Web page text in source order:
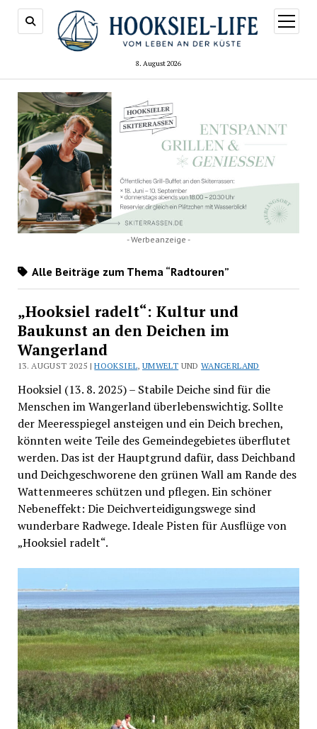
8. August 2026
Menü
öffnen
- Werbeanzeige -
Alle Beiträge zum Thema “Radtouren”
„Hooksiel radelt“: Kultur und
Baukunst an den Deichen im
Wangerland
13. AUGUST 2025 |HOOKSIEL, UMWELT UND WANGERLAND
Hooksiel (13. 8. 2025) – Stabile Deiche sind für die
Menschen im Wangerland überlebenswichtig. Sollte
der Meeresspiegel ansteigen und ein Deich brechen,
könnten weite Teile des Gemeindegebietes überflutet
werden. Das ist der Hauptgrund dafür, dass Deichband
und Deichgeschworene den grünen Wall am Rande des
Wattenmeeres schützen und pflegen. Ein schöner
Nebeneffekt: Die Deichverteidigungswege sind
wunderbare Radwege. Ideale Pisten für Ausflüge von
„Hooksiel radelt“.